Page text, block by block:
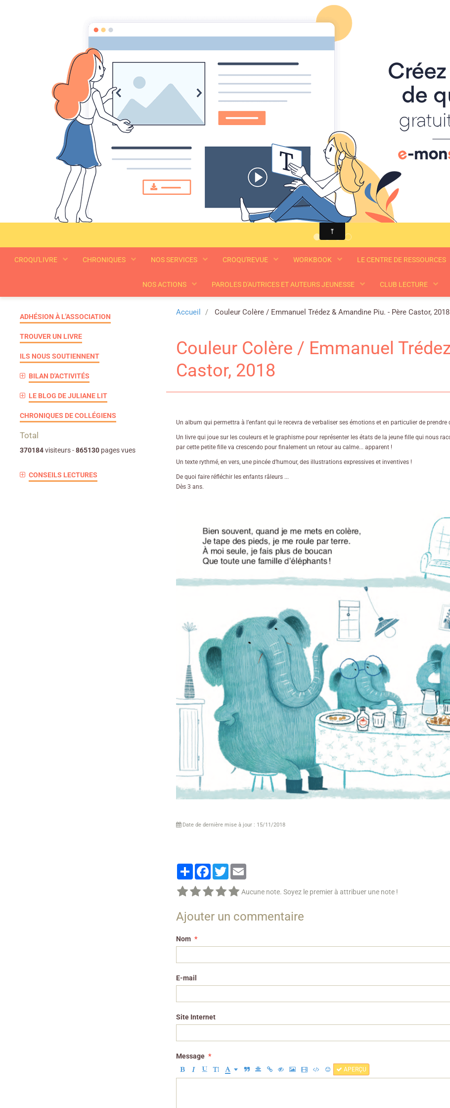
Croqu'livre
CROQU'LIVRE CHRONIQUES NOS SERVICES CROQU'REVUE WORKBOOK LE CENTRE DE RESSOURCES
NOS ACTIONS PAROLES D'AUTRICES ET AUTEURS JEUNESSE CLUB LECTURE
Accueil Couleur Colère / Emmanuel Trédez & Amandine Piu. - Père Castor, 2018
Couleur Colère / Emmanuel
Castor, 2018
Un album qui permettra à l’enfant qui le recevra de verbaliser ses émotions et en particulier de prendre
Un livre qui joue sur les couleurs et le graphisme pour représenter les états de la jeune fille qui nous
par cette petite fille va crescendo pour finalement un retour au calme... apparent !
Un texte rythmé, en vers, une pincée d’humour, des illustrations expressives et inventives !
De quoi faire réfléchir les enfants râleurs ...
Dès 3 ans.
Date de dernière mise à jour : 15/11/2018
PartagerFacebook
Twitter
Aucune note. Soyez le premier à attribuer une note !
Ajouter un commentaire
Nom
E-mail
Site Internet
Message
APERÇU
ADHÉSION À L'ASSOCIATION
TROUVER UN LIVRE
ILS NOUS SOUTIENNENT
BILAN D'ACTIVITÉS
LE BLOG DE JULIANE LIT
CHRONIQUES DE COLLÉGIENS
Total
370184visiteurs -865130 pages vues
CONSEILS LECTURES